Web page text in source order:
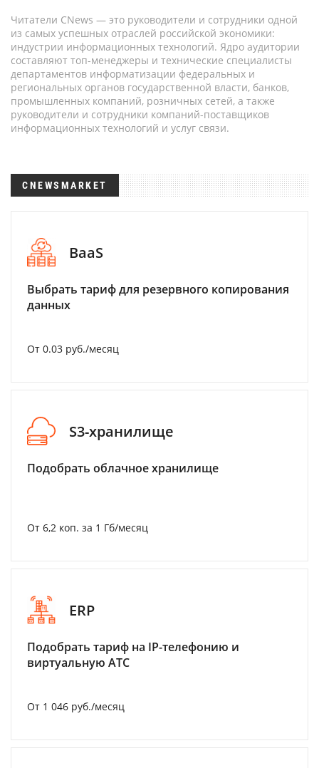
Читатели CNews — это руководители и сотрудники одной
из самых успешных отраслей российской экономики:
индустрии информационных технологий. Ядро аудитории
составляют топ-менеджеры и технические специалисты
департаментов информатизации федеральных и
региональных органов государственной власти, банков,
промышленных компаний, розничных сетей, а также
руководители и сотрудники компаний-поставщиков
информационных технологий и услуг связи.
CNEWSMARKET
BaaS
Выбрать тариф для резервного копирования
данных
От 0.03 руб./месяц
S3-хранилище
Подобрать облачное хранилище
От 6,2 коп. за 1 Гб/месяц
ERP
Подобрать тариф на IP-телефонию и
виртуальную АТС
От 1 046 руб./месяц